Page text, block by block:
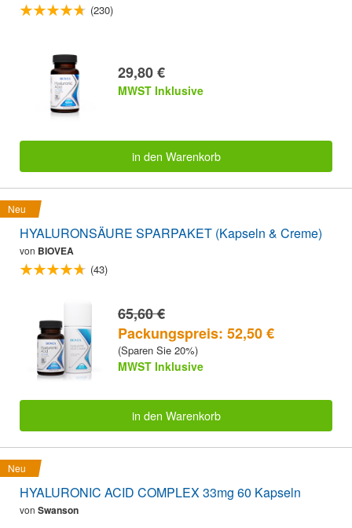
(230)
29,80 €
MWST Inklusive
in den Warenkorb
Neu
HYALURONSÄURE SPARPAKET (Kapseln & Creme)
von BIOVEA
(43)
65,60 €
Packungspreis: 52,50 €
(Sparen Sie 20%)
MWST Inklusive
in den Warenkorb
Neu
HYALURONIC ACID COMPLEX 33mg 60 Kapseln
von Swanson